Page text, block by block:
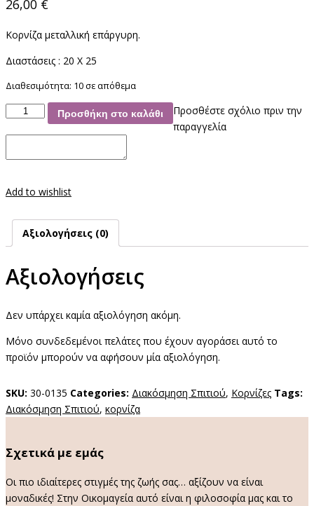
26,00 €
Κορνίζα μεταλλική επάργυρη.
Διαστάσεις : 20 X 25
Διαθεσιμότητα: 10 σε απόθεμα
Κορνίζα
Μεταλλική
Προσθήκη στο καλάθι
Προσθέστε σχόλιο πριν την
παραγγελία
Add to wishlist
Αξιολογήσεις (0)
Αξιολογήσεις
Δεν υπάρχει καμία αξιολόγηση ακόμη.
Μόνο συνδεδεμένοι πελάτες που έχουν αγοράσει αυτό το
προϊόν μπορούν να αφήσουν μία αξιολόγηση.
SKU: 30-0135 Categories: Διακόσμηση Σπιτιού, Κορνίζες Tags:
Διακόσμηση Σπιτιού, κορνίζα
Σχετικά με εμάς
Οι πιο ιδιαίτερες στιγμές της ζωής σας… αξίζουν να είναι
μοναδικές! Στην Οικομαγεία αυτό είναι η φιλοσοφία μας και το